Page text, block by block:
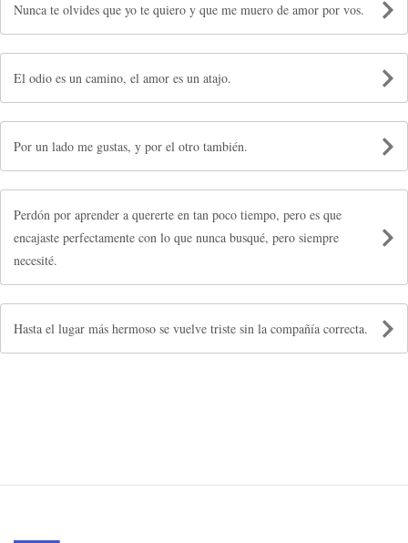
Nunca te olvides que yo te quiero y que me muero de amor por vos.
El odio es un camino, el amor es un atajo.
Por un lado me gustas, y por el otro también.
Perdón por aprender a quererte en tan poco tiempo, pero es que
encajaste perfectamente con lo que nunca busqué, pero siempre
necesité.
Hasta el lugar más hermoso se vuelve triste sin la compañía correcta.